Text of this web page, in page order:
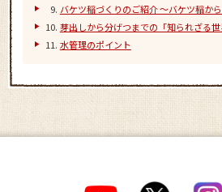
バケツ稲づくりのご紹介 ～バケツ稲か
芽出しから分げつまでの「知られざる世
水管理のポイント